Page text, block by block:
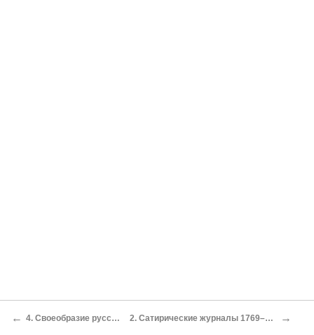
← 4. Своеобразие русского классицизма 2. Сатирические журналы 1769–1772 годов (Н. И. Новиков) →